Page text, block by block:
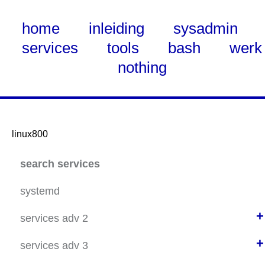
home inleiding
sysadmin
services
tools bash
werk
nothing
linux800
Content
search services
systemd
+
services adv 2
ubuntu 20.04 static net +
services adv 3